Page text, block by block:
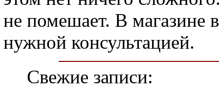
не помешает. В магазине
нужной консультацией.
Свежие записи: